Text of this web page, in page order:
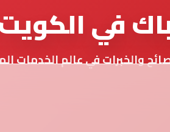
في
والخبرات في عالم الخدمات